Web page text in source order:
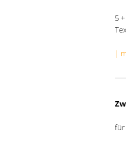
5
|
für